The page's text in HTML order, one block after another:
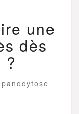
une
dès
?